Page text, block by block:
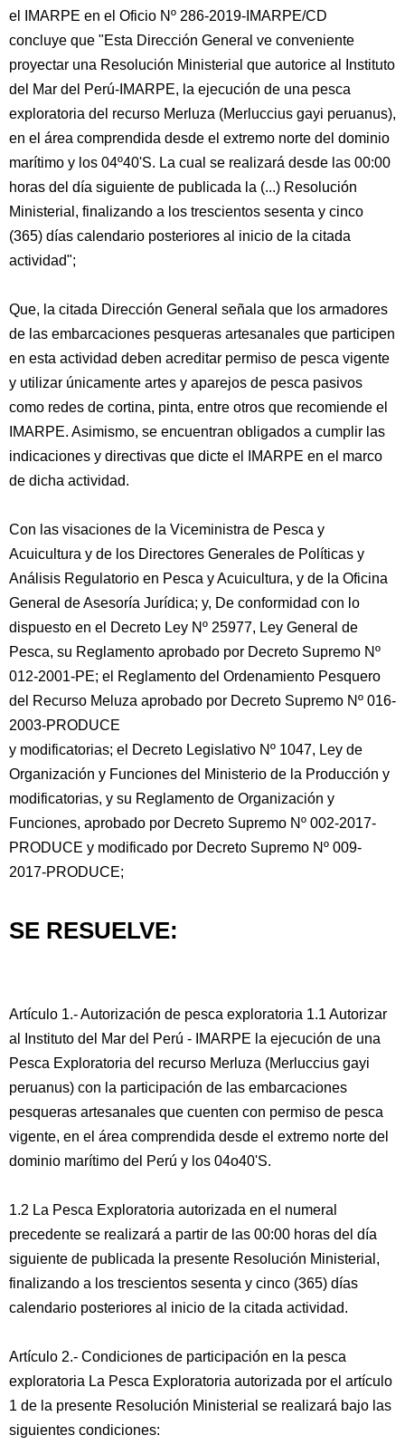
el IMARPE en el Oficio Nº 286-2019-IMARPE/CD
concluye que "Esta Dirección General ve conveniente
proyectar una Resolución Ministerial que autorice al Instituto
del Mar del Perú-IMARPE, la ejecución de una pesca
exploratoria del recurso Merluza (Merluccius gayi peruanus),
en el área comprendida desde el extremo norte del dominio
marítimo y los 04º40'S. La cual se realizará desde las 00:00
horas del día siguiente de publicada la (...) Resolución
Ministerial, finalizando a los trescientos sesenta y cinco
(365) días calendario posteriores al inicio de la citada
actividad";
Que, la citada Dirección General señala que los armadores
de las embarcaciones pesqueras artesanales que participen
en esta actividad deben acreditar permiso de pesca vigente
y utilizar únicamente artes y aparejos de pesca pasivos
como redes de cortina, pinta, entre otros que recomiende el
IMARPE. Asimismo, se encuentran obligados a cumplir las
indicaciones y directivas que dicte el IMARPE en el marco
de dicha actividad.
Con las visaciones de la Viceministra de Pesca y
Acuicultura y de los Directores Generales de Políticas y
Análisis Regulatorio en Pesca y Acuicultura, y de la Oficina
General de Asesoría Jurídica; y, De conformidad con lo
dispuesto en el Decreto Ley Nº 25977, Ley General de
Pesca, su Reglamento aprobado por Decreto Supremo Nº
012-2001-PE; el Reglamento del Ordenamiento Pesquero
del Recurso Meluza aprobado por Decreto Supremo Nº 016-
2003-PRODUCE
y modificatorias; el Decreto Legislativo Nº 1047, Ley de
Organización y Funciones del Ministerio de la Producción y
modificatorias, y su Reglamento de Organización y
Funciones, aprobado por Decreto Supremo Nº 002-2017-
PRODUCE y modificado por Decreto Supremo Nº 009-
2017-PRODUCE;
SE RESUELVE:
Artículo 1.- Autorización de pesca exploratoria 1.1 Autorizar
al Instituto del Mar del Perú - IMARPE la ejecución de una
Pesca Exploratoria del recurso Merluza (Merluccius gayi
peruanus) con la participación de las embarcaciones
pesqueras artesanales que cuenten con permiso de pesca
vigente, en el área comprendida desde el extremo norte del
dominio marítimo del Perú y los 04o40'S.
1.2 La Pesca Exploratoria autorizada en el numeral
precedente se realizará a partir de las 00:00 horas del día
siguiente de publicada la presente Resolución Ministerial,
finalizando a los trescientos sesenta y cinco (365) días
calendario posteriores al inicio de la citada actividad.
Artículo 2.- Condiciones de participación en la pesca
exploratoria La Pesca Exploratoria autorizada por el artículo
1 de la presente Resolución Ministerial se realizará bajo las
siguientes condiciones: